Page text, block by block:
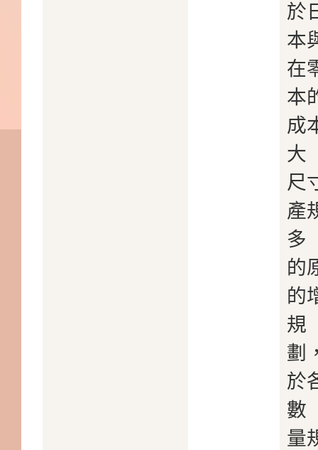
於
本
在
本
成
大
尺
產
多
的
的
規
劃
於
數
量